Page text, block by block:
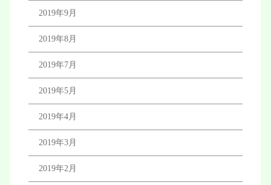
2019年9月
2019年8月
2019年7月
2019年5月
2019年4月
2019年3月
2019年2月